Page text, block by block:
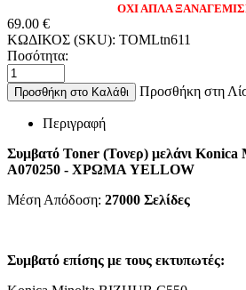
ΟΧΙ ΑΠΛΑ
69.00 €
ΚΩΔΙΚΟΣ (SKU): TOMLtn611
Ποσότητα:
Προσθήκη στο Καλάθι Προσθήκη στη
Περιγραφή
Συμβατό Toner (Τονερ) μελάνι
A070250 - ΧΡΩΜΑ YELLOW
Μέση Απόδοση: 27000 Σελίδες
Συμβατό επίσης με τους εκτυπωτές: